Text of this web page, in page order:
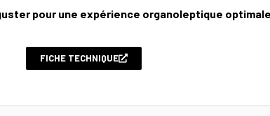
pour une expérience organoleptique
FICHE TECHNIQUE